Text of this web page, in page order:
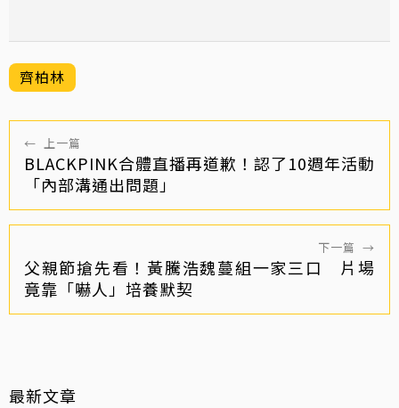
齊柏林
← 上一篇
BLACKPINK合體直播再道歉！認了10週年活動
「內部溝通出問題」
下一篇 →
父親節搶先看！黃騰浩魏蔓組一家三口 片場
竟靠「嚇人」培養默契
最新文章